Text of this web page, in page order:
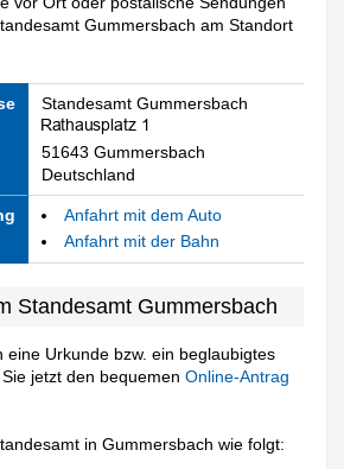
Gummersbach am Standort
Standesamt Gummersbach
51643 Gummersbach
Deutschland
Anfahrt mit dem Auto
Anfahrt mit der Bahn
Standesamt Gummersbach
eine Urkunde bzw. ein beglaubigtes
jetzt den bequemenOnline-Antrag
in Gummersbach wie folgt: